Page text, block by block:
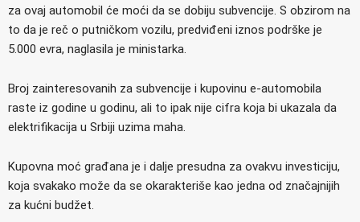
za ovaj automobil će moći da se dobiju subvencije. S obzirom na
to da je reč o putničkom vozilu, predviđeni iznos podrške je
5.000 evra, naglasila je ministarka.
Broj zainteresovanih za subvencije i kupovinu e-automobila
raste iz godine u godinu, ali to ipak nije cifra koja bi ukazala da
elektrifikacija u Srbiji uzima maha.
Kupovna moć građana je i dalje presudna za ovakvu investiciju,
koja svakako može da se okarakteriše kao jedna od značajnijih
za kućni budžet.